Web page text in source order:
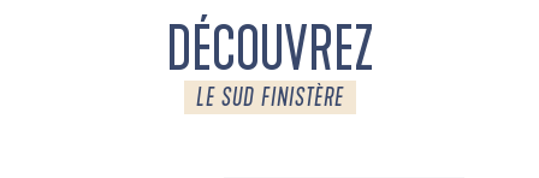
DÉCOUVREZ
LE SUD FINISTÈRE